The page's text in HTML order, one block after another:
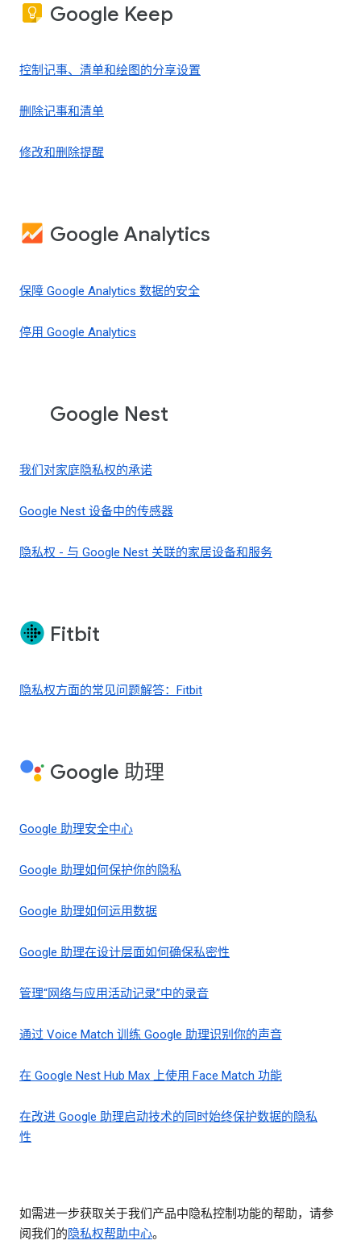
Google Keep
控制记事、清单和绘图的分享设置
删除记事和清单
修改和删除提醒
Google Analytics
保障 Google Analytics 数据的安全
停用 Google Analytics
Google Nest
我们对家庭隐私权的承诺
Google Nest 设备中的传感器
隐私权 - 与 Google Nest 关联的家居设备和服务
Fitbit
隐私权方面的常见问题解答：Fitbit
Google 助理
Google 助理安全中心
Google 助理如何保护你的隐私
Google 助理如何运用数据
Google 助理在设计层面如何确保私密性
管理“网络与应用活动记录”中的录音
通过 Voice Match 训练 Google 助理识别你的声音
在 Google Nest Hub Max 上使用 Face Match 功能
在改进 Google 助理启动技术的同时始终保护数据的隐私
性
如需进一步获取关于我们产品中隐私控制功能的帮助，请参
阅我们的隐私权帮助中心。